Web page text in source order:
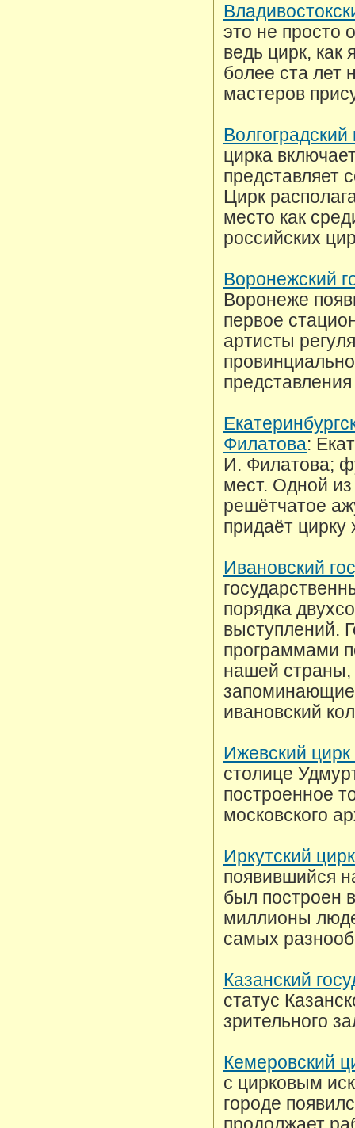
это не просто
ведь цирк, как
более ста лет
мастеров
Волгоградский
цирка
представляет
Цирк
место как
российских
Воронежский
Воронеже
первое
артисты
Филатова:
И. Филатова;
мест. Одной из
решётчатое
придаёт цирку
Ивановский
порядка
выступлений.
программами
нашей страны,
ивановский
Ижевский
столице
построенное
московского
Иркутский цирк
появившийся
был построен
миллионы
самых
Казанский
статус
зрительного
Кемеровский
с цирковым
городе